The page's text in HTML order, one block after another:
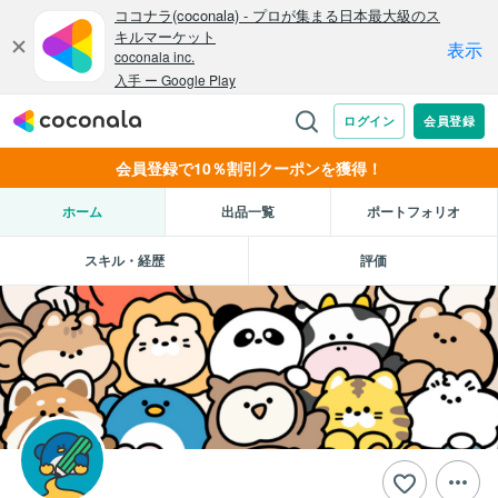
会員登録で10％割引クーポンを獲得！
ホーム 出品一覧 ポートフォリオ
スキル・経歴 評価